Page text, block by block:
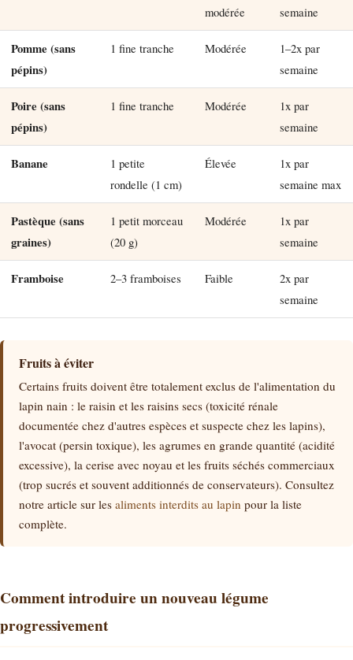
modérée
semaine
Pomme (sans
pépins)
1 fine tranche Modérée
1–2x par
semaine
Poire (sans
pépins)
1 fine tranche Modérée
1x par
semaine
Banane
1 petite
rondelle (1 cm)
Élevée
1x par
semaine max
Pastèque (sans
graines)
1 petit morceau
(20 g)
Modérée
1x par
semaine
Framboise 2–3 framboises Faible
2x par
semaine
Fruits à éviter
Certains fruits doivent être totalement exclus de l'alimentation du
lapin nain : le raisin et les raisins secs (toxicité rénale
documentée chez d'autres espèces et suspecte chez les lapins),
l'avocat (persin toxique), les agrumes en grande quantité (acidité
excessive), la cerise avec noyau et les fruits séchés commerciaux
(trop sucrés et souvent additionnés de conservateurs). Consultez
notre article sur les aliments interdits au lapin pour la liste
complète.
Comment introduire un nouveau légume
progressivement